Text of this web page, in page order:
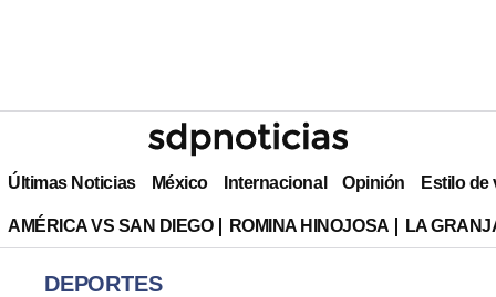
Últimas Noticias México Internacional Opinión Estilo de
AMÉRICA VS SAN DIEGO ROMINA HINOJOSA LA
DEPORTES